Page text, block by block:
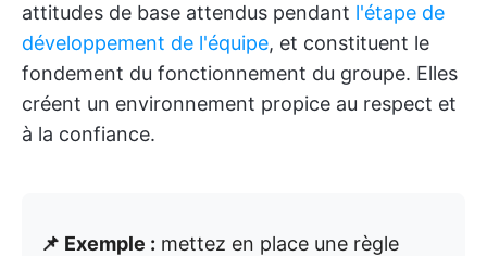
attitudes de base attendus pendant l'étape de
développement de l'équipe, et constituent le
fondement du fonctionnement du groupe. Elles
créent un environnement propice au respect et
à la confiance.
📌 Exemple : mettez en place une règle